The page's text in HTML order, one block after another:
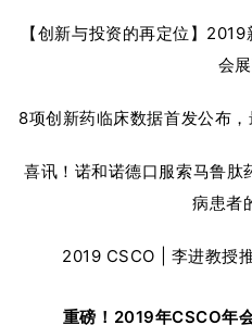
【创新与投资的再定位】
会
8项创新药临床数据首发公布
喜讯！诺和诺德口服索马鲁肽
病患者
2019 CSCO | 李进教授
重磅！ 2019年CSCO年